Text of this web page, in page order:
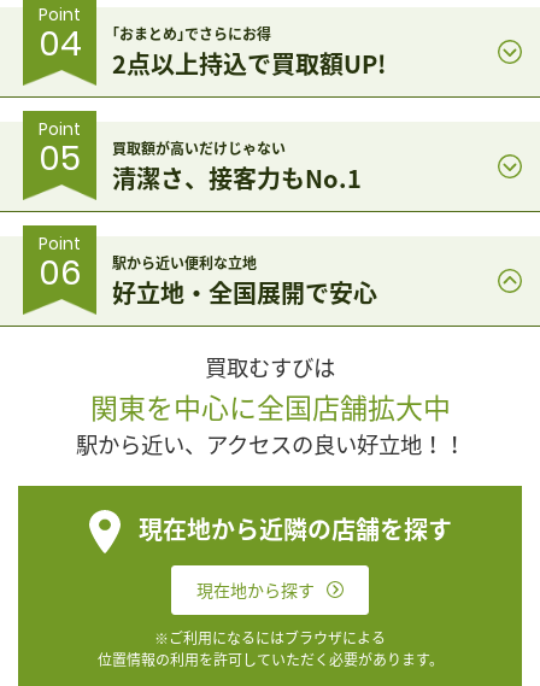
Point
04 ｢おまとめ｣でさらにお得
2点以上持込で買取額UP!
Point
05 買取額が高いだけじゃない
清潔さ、接客力もNo.1
Point
06 駅から近い便利な立地
好立地・全国展開で安心
買取むすびは
関東を中心に全国店舗拡大中
駅から近い、アクセスの良い好立地！！
現在地から近隣の店舗を探す
現在地から探す
※ご利用になるにはブラウザによる
位置情報の利用を許可していただく必要があります。